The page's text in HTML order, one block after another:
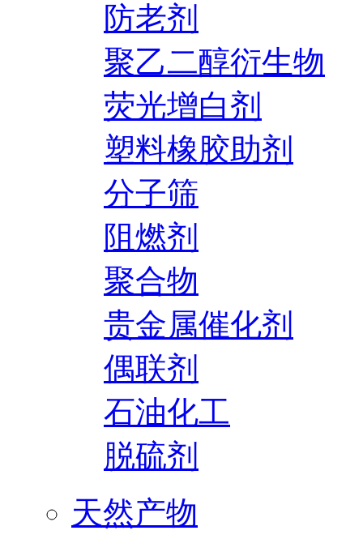
防老剂
聚乙二醇衍生物
荧光增白剂
塑料橡胶助剂
分子筛
阻燃剂
聚合物
贵金属催化剂
偶联剂
石油化工
脱硫剂
天然产物